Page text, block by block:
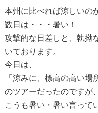
本州に比べれば涼しいの
数日は・・・暑い！
攻撃的な日差しと、執拗
いております。
今日は、
「涼みに、標高の高い
のツアーだったのですが
こうも暑い・暑い言って